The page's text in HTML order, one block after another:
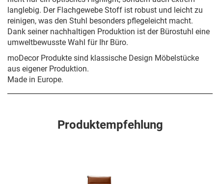
langlebig. Der Flachgewebe Stoff ist robust und leicht zu
reinigen, was den Stuhl besonders pflegeleicht macht.
Dank seiner nachhaltigen Produktion ist der Bürostuhl eine
umweltbewusste Wahl für Ihr Büro.
moDecor Produkte sind klassische Design Möbelstücke
aus eigener Produktion.
Made in Europe.
Produktempfehlung